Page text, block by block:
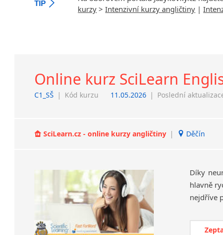
TIP
kurzy >Intenzivní kurzy angličtiny |
Online kurz SciLearn
C1_SŠ | Kód kurzu 11.05.2026 | Poslední
SciLearn.cz - online kurzy angličtiny | Děčín
Díky
hlavně